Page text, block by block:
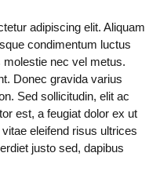
adipiscing elit. Aliquam
condimentum luctus
nec vel metus.
Donec gravida varius
Sed sollicitudin, elit ac
est, a feugiat dolor ex ut
eleifend risus ultrices
justo sed, dapibus